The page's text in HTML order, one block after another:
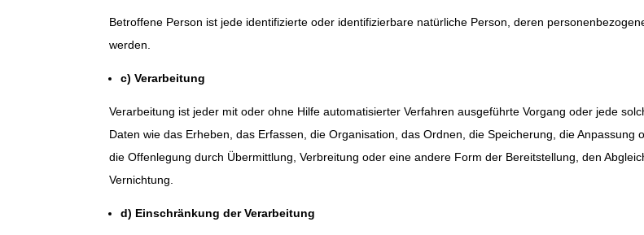
Betroffene Person ist jede identifizierte oder identifizierbare natürliche Person, deren
werden.
c) Verarbeitung
Verarbeitung ist jeder mit oder ohne Hilfe automatisierter Verfahren ausgeführte Vorgang oder jede
Daten wie das Erheben, das Erfassen, die Organisation, das Ordnen, die Speicherung, die Anpassung
die Offenlegung durch Übermittlung, Verbreitung oder eine andere Form der Bereitstellung, den
Vernichtung.
d) Einschränkung der Verarbeitung